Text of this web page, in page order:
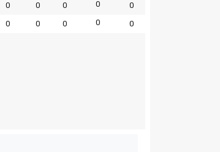
0 0 0 0 0
0 0 0 0 0